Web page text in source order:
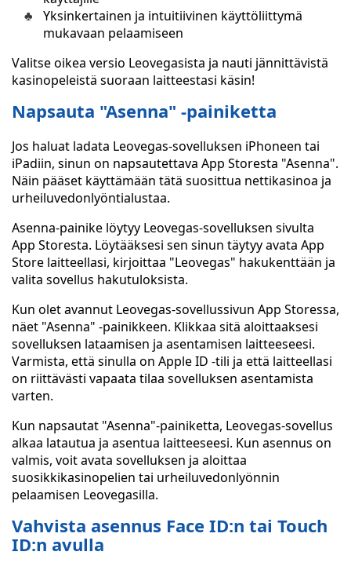
Yksinkertainen ja intuitiivinen käyttöliittymä
mukavaan pelaamiseen
Valitse oikea versio Leovegasista ja nauti jännittävistä
kasinopeleistä suoraan laitteestasi käsin!
Napsauta "Asenna" -painiketta
Jos haluat ladata Leovegas-sovelluksen iPhoneen tai
iPadiin, sinun on napsautettava App Storesta "Asenna".
Näin pääset käyttämään tätä suosittua nettikasinoa ja
urheiluvedonlyöntialustaa.
Asenna-painike löytyy Leovegas-sovelluksen sivulta
App Storesta. Löytääksesi sen sinun täytyy avata App
Store laitteellasi, kirjoittaa "Leovegas" hakukenttään ja
valita sovellus hakutuloksista.
Kun olet avannut Leovegas-sovellussivun App Storessa,
näet "Asenna" -painikkeen. Klikkaa sitä aloittaaksesi
sovelluksen lataamisen ja asentamisen laitteeseesi.
Varmista, että sinulla on Apple ID -tili ja että laitteellasi
on riittävästi vapaata tilaa sovelluksen asentamista
varten.
Kun napsautat "Asenna"-painiketta, Leovegas-sovellus
alkaa latautua ja asentua laitteeseesi. Kun asennus on
valmis, voit avata sovelluksen ja aloittaa
suosikkikasinopelien tai urheiluvedonlyönnin
pelaamisen Leovegasilla.
Vahvista asennus Face ID:n tai Touch
ID:n avulla